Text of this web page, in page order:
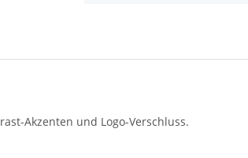
Akzenten und Logo-Verschluss.